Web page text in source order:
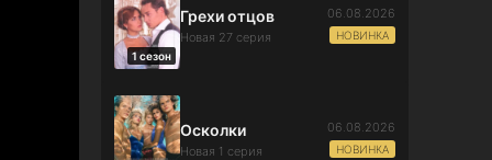
1 сезон
Грехи отцов
Новая 27 серия
06.08.2026
НОВИНКА
Осколки
Новая 1 серия
06.08.2026
НОВИНКА